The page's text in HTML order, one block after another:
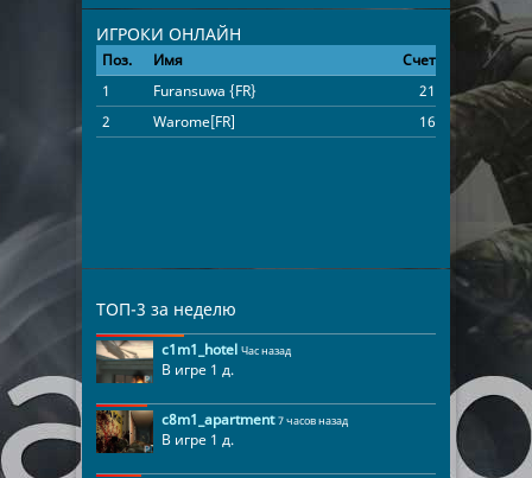
ИГРОКИ ОНЛАЙН
Поз. Имя Счет
1
Furansuwa {FR} 21
00:47:48
2
Warome[FR] 16 00:47:48
ТОП-3 за неделю
c1m1_hotel Час назад
В игре 1 д.
c8m1_apartment 7 часов назад
В игре 1 д.